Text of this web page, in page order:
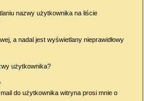
nazwy użytkownika na liście
a nadal jest wyświetlany nieprawidłowy
użytkownika?
do użytkownika witryna prosi mnie o